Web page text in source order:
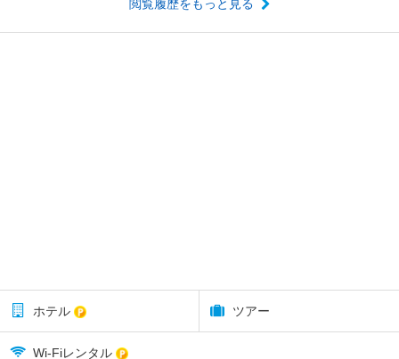
閲覧履歴をもっと見る
ホテル ツアー
Wi-Fiレンタル